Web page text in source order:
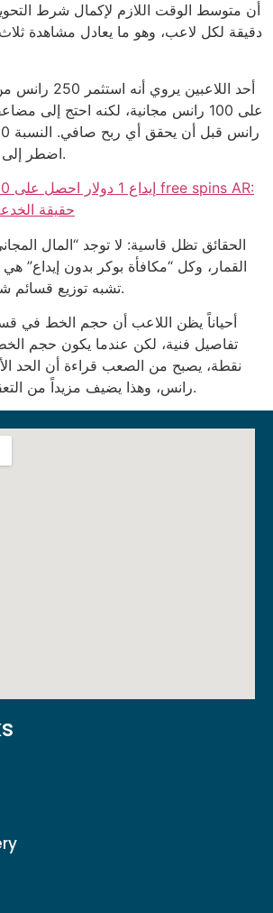
دقيقة لكل لاعب، وهو ما يعادل مشاهدة
أحد اللاعبين
اضطر إلى رفع رهنه أربع مرات.
حقيقة
الحقائق تظل قاسية: لا توجد “المال
القمار، وكل “مكافأة بوكر بدون إيداع”
تشبه توزيع قسائم شراء لمنتج غير موجود.
أحياناً يظن اللاعب أن حجم الخط في
رانس، وهذا يضيف مزيداً من التعقيد غير المرغوب فيه.